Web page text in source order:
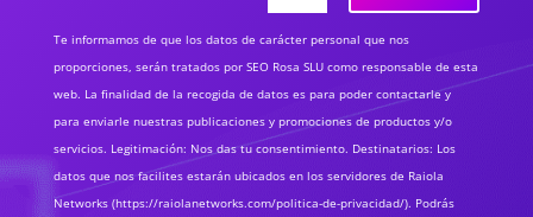
Te informamos de que los datos de carácter personal que nos
proporciones, serán tratados por SEO Rosa SLU como responsable de esta
web. La finalidad de la recogida de datos es para poder contactarle y
para enviarle nuestras publicaciones y promociones de productos y/o
servicios. Legitimación: Nos das tu consentimiento. Destinatarios: Los
datos que nos facilites estarán ubicados en los servidores de Raiola
Networks (https://raiolanetworks.com/politica-de-privacidad/). Podrás